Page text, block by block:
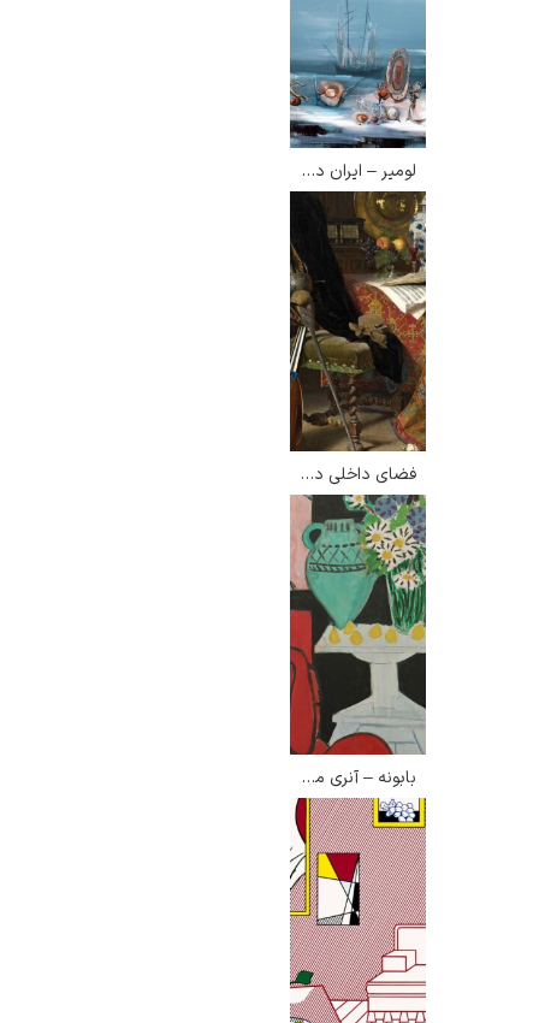
لومیر – ایران درودی
فضای داخلی در قرن هفدهم – چارلز گیفورد دایر
بابونه – آنری ماتیس